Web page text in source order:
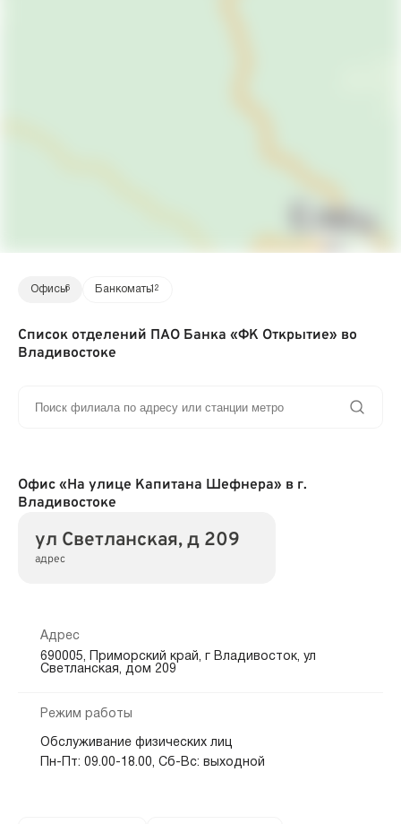
Офисы6 Банкоматы12
Список отделений ПАО Банка «ФК Открытие» во
Владивостоке
Офис «На улице Капитана Шефнера» в г.
Владивостоке
ул Светланская, д 209
адрес
Адрес
690005, Приморский край, г Владивосток, ул
Светланская, дом 209
Режим работы
Обслуживание физических лиц
Пн-Пт: 09.00-18.00, Сб-Вс: выходной